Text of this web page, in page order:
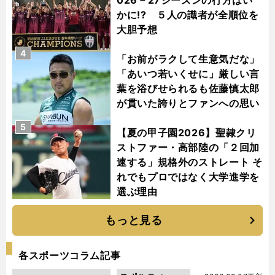
かに!? ５人の識者が全順位を
大胆予想
「お前がラクして生意気だな」
「あいつ若いくせに」厳しい言
葉を浴びせられるも佐藤慎太郎
が貫いた誇りとファンへの思い
4
【夏の甲子園2026】聖隷クリ
ストファー・高部陸の「２回加
速する」規格外のストレート そ
れでもプロではなく大学進学を
選ぶ理由
5
もっと見る
各スポーツコラム記事